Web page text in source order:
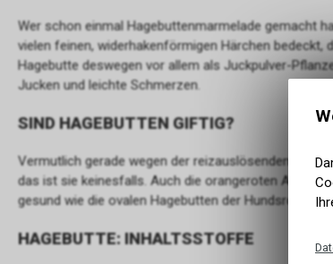
Wer schon einmal Hagebuttenmarmelade gemacht
vielen feinen, widerhakenförmigen Härchen
Hagebutte deswegen vor allem als Juckpulver-
Jucken und leichte Schmerzen.
SIND HAGEBUTTEN GIFTIG?
Vermutlich gerade wegen der reizauslösenden
das ist sie keinesfalls. Auch die orangeroten
gesund wie die ovalen Hagebutten der Hundsrose.
HAGEBUTTE: INHALTSSTOFFE